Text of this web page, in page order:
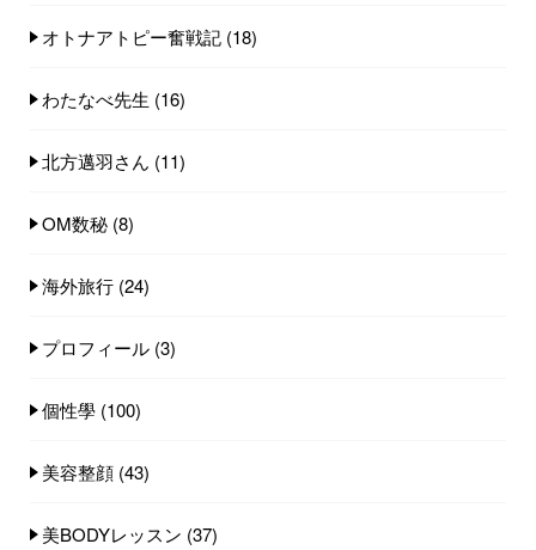
オトナアトピー奮戦記 (18)
わたなべ先生 (16)
北方邁羽さん (11)
OM数秘 (8)
海外旅行 (24)
プロフィール (3)
個性學 (100)
美容整顔 (43)
美BODYレッスン (37)